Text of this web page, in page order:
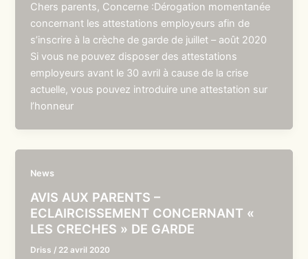
Chers parents, Concerne :Dérogation momentanée
concernant les attestations employeurs afin de
s’inscrire à la crèche de garde de juillet – août 2020
Si vous ne pouvez disposer des attestations
employeurs avant le 30 avril à cause de la crise
actuelle, vous pouvez introduire une attestation sur
l’honneur
News
AVIS AUX PARENTS –
ECLAIRCISSEMENT CONCERNANT «
LES CRECHES » DE GARDE
Driss / 22 avril 2020